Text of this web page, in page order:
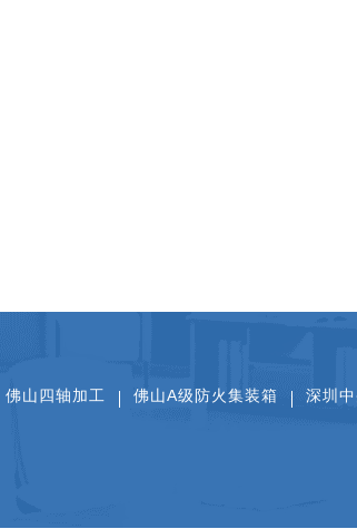
佛山四轴加工 佛山A级防火集装箱 深圳